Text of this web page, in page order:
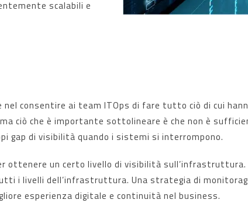
scalabili e
consentire ai team ITOps di fare tutto ciò di cui
ciò che è importante sottolineare è che non è
gap di visibilità quando i sistemi si interrompono.
ottenere un certo livello di visibilità
i livelli dell’infrastruttura. Una strategia di
esperienza digitale e continuità nel business.